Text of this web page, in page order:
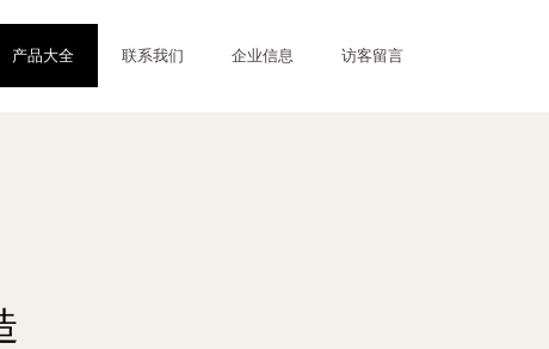
产品大全 联系我们 企业信息 访客留言